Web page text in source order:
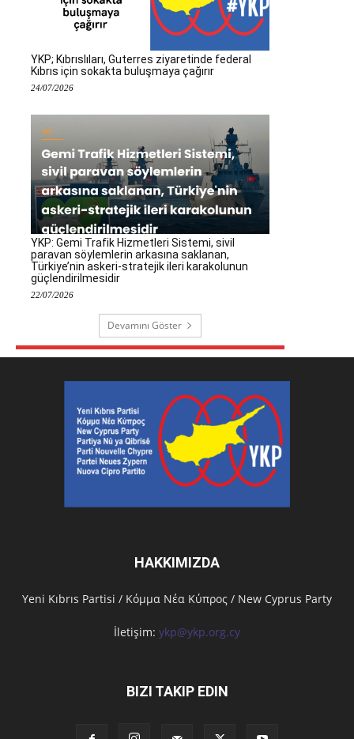
YKP; Kıbrıslıları, Guterres ziyaretinde federal
Kıbrıs için sokakta buluşmaya çağırır
24/07/2026
YKP: Gemi Trafik Hizmetleri Sistemi, sivil
paravan söylemlerin arkasına saklanan,
Türkiye’nin askeri-stratejik ileri karakolunun
güçlendirilmesidir
22/07/2026
Devamını Göster
HAKKIMIZDA
Υeni Kıbrıs Partisi / Κόμμα Νέα Κύπρος / New Cyprus Party
İletişim: ykp@ykp.org.cy
BIZI TAKIP EDIN